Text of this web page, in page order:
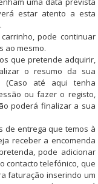
estar atento a esta
pode continuar
ao mesmo.
que pretende adquirir,
o resumo da sua
(Caso até aqui tenha
ou fazer o registo,
poderá finalizar a sua
de entrega que temos à
receber a encomenda
pode adicionar
contacto telefónico, que
faturação inserindo um